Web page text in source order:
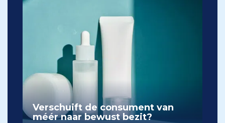
Verschuift de consument van
méér naar bewust bezit?